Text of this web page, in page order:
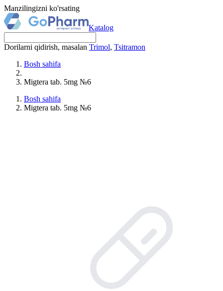
Manzilingizni ko'rsating
Katalog
Dorilarni qidirish, masalan Trimol, Tsitramon
Bosh sahifa
Migtera tab. 5mg №6
Bosh sahifa
Migtera tab. 5mg №6